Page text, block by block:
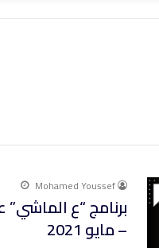
Mohamed Youssef
برنامج “ع
– مايو 2021